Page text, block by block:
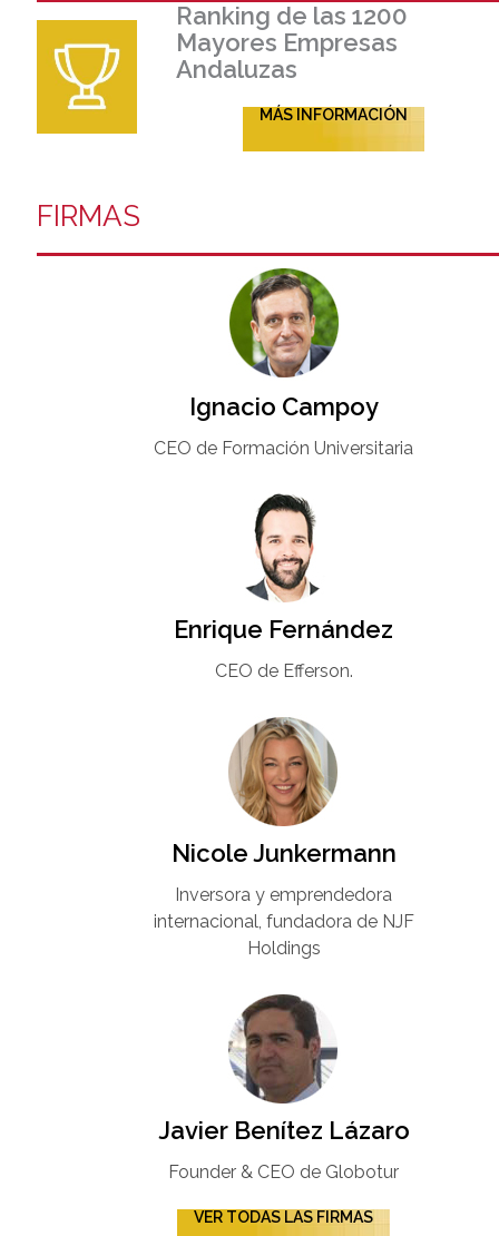
Ranking de las 1200
Mayores Empresas
Andaluzas
MÁS INFORMACIÓN
FIRMAS
Ignacio Campoy​
CEO de Formación Universitaria​
Enrique Fernández
CEO de Efferson.
Nicole Junkermann​
Inversora y emprendedora
internacional, fundadora de NJF
Holdings
Javier Benítez Lázaro
Founder & CEO de Globotur​
VER TODAS LAS FIRMAS